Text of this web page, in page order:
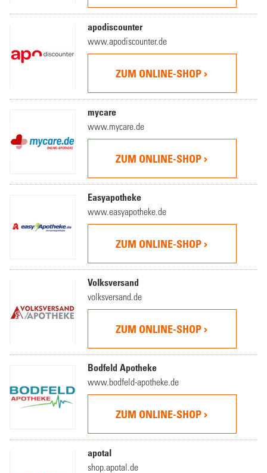
apodiscounter
www.apodiscounter.de
ZUM ONLINE-SHOP
mycare
www.mycare.de
ZUM ONLINE-SHOP
Easyapotheke
www.easyapotheke.de
ZUM ONLINE-SHOP
Volksversand
volksversand.de
ZUM ONLINE-SHOP
Bodfeld Apotheke
www.bodfeld-apotheke.de
ZUM ONLINE-SHOP
apotal
shop.apotal.de